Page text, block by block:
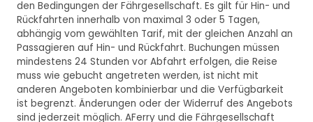
den Bedingungen der Fährgesellschaft. Es gilt für Hin- und
Rückfahrten innerhalb von maximal 3 oder 5 Tagen,
abhängig vom gewählten Tarif, mit der gleichen Anzahl an
Passagieren auf Hin- und Rückfahrt. Buchungen müssen
mindestens 24 Stunden vor Abfahrt erfolgen, die Reise
muss wie gebucht angetreten werden, ist nicht mit
anderen Angeboten kombinierbar und die Verfügbarkeit
ist begrenzt. Änderungen oder der Widerruf des Angebots
sind jederzeit möglich. AFerry und die Fährgesellschaft